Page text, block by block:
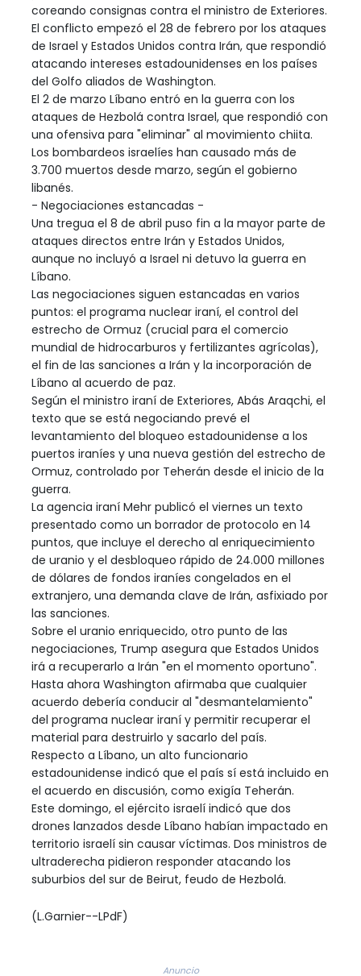
coreando consignas contra el ministro de Exteriores.
El conflicto empezó el 28 de febrero por los ataques
de Israel y Estados Unidos contra Irán, que respondió
atacando intereses estadounidenses en los países
del Golfo aliados de Washington.
El 2 de marzo Líbano entró en la guerra con los
ataques de Hezbolá contra Israel, que respondió con
una ofensiva para "eliminar" al movimiento chiita.
Los bombardeos israelíes han causado más de
3.700 muertos desde marzo, según el gobierno
libanés.
- Negociaciones estancadas -
Una tregua el 8 de abril puso fin a la mayor parte de
ataques directos entre Irán y Estados Unidos,
aunque no incluyó a Israel ni detuvo la guerra en
Líbano.
Las negociaciones siguen estancadas en varios
puntos: el programa nuclear iraní, el control del
estrecho de Ormuz (crucial para el comercio
mundial de hidrocarburos y fertilizantes agrícolas),
el fin de las sanciones a Irán y la incorporación de
Líbano al acuerdo de paz.
Según el ministro iraní de Exteriores, Abás Araqchi, el
texto que se está negociando prevé el
levantamiento del bloqueo estadounidense a los
puertos iraníes y una nueva gestión del estrecho de
Ormuz, controlado por Teherán desde el inicio de la
guerra.
La agencia iraní Mehr publicó el viernes un texto
presentado como un borrador de protocolo en 14
puntos, que incluye el derecho al enriquecimiento
de uranio y el desbloqueo rápido de 24.000 millones
de dólares de fondos iraníes congelados en el
extranjero, una demanda clave de Irán, asfixiado por
las sanciones.
Sobre el uranio enriquecido, otro punto de las
negociaciones, Trump asegura que Estados Unidos
irá a recuperarlo a Irán "en el momento oportuno".
Hasta ahora Washington afirmaba que cualquier
acuerdo debería conducir al "desmantelamiento"
del programa nuclear iraní y permitir recuperar el
material para destruirlo y sacarlo del país.
Respecto a Líbano, un alto funcionario
estadounidense indicó que el país sí está incluido en
el acuerdo en discusión, como exigía Teherán.
Este domingo, el ejército israelí indicó que dos
drones lanzados desde Líbano habían impactado en
territorio israelí sin causar víctimas. Dos ministros de
ultraderecha pidieron responder atacando los
suburbios del sur de Beirut, feudo de Hezbolá.
(L.Garnier--LPdF)
Anuncio